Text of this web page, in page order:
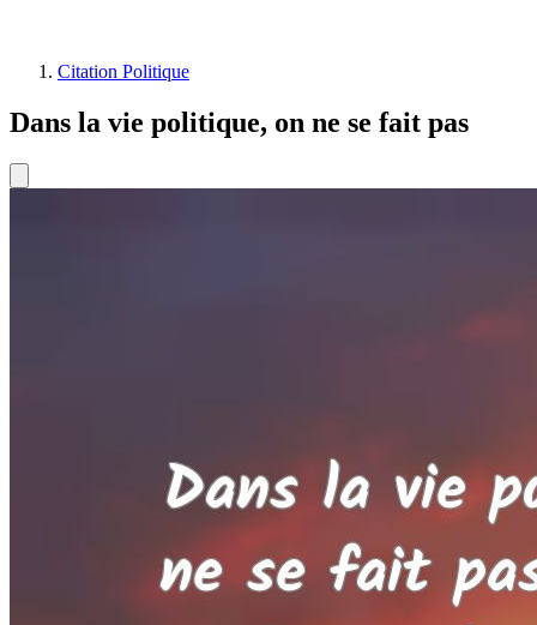
Citation Politique
Dans la vie politique, on ne se fait pas